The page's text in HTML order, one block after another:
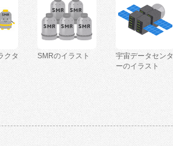
クタ
SMRのイラスト
宇宙データセンタ
ーのイラスト